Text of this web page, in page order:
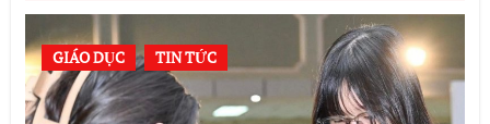
GIÁO DỤC TIN TỨC